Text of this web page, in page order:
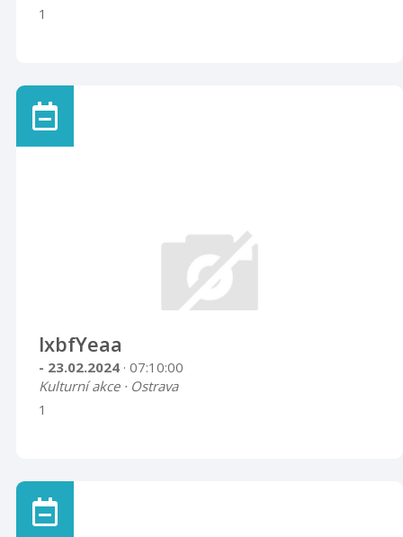
1
lxbfYeaa
- 23.02.2024 · 07:10:00
Kulturní akce · Ostrava
1